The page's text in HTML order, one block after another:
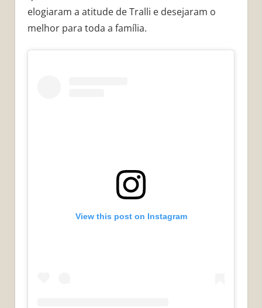
elogiaram a atitude de Tralli e desejaram o
melhor para toda a família.
View this post on Instagram